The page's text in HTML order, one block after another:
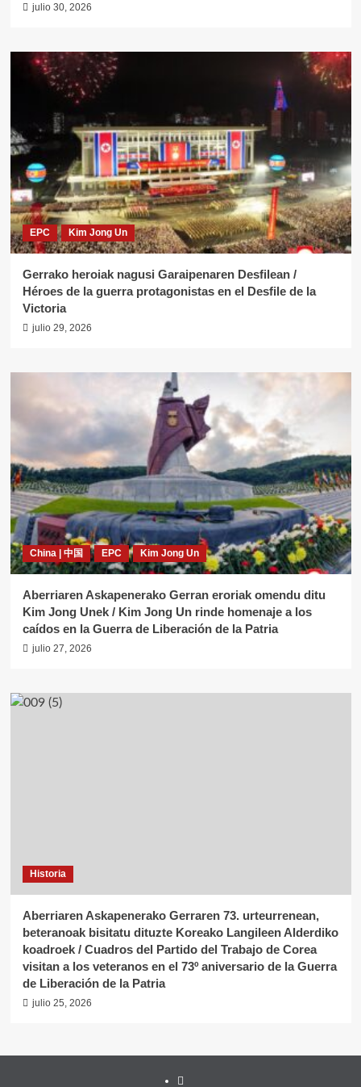
julio 30, 2026
EPC Kim Jong Un
Gerrako heroiak nagusi Garaipenaren Desfilean /
Héroes de la guerra protagonistas en el Desfile de la
Victoria
julio 29, 2026
China | 中国 EPC Kim Jong Un
Aberriaren Askapenerako Gerran eroriak omendu ditu
Kim Jong Unek / Kim Jong Un rinde homenaje a los
caídos en la Guerra de Liberación de la Patria
julio 27, 2026
Historia
Aberriaren Askapenerako Gerraren 73. urteurrenean,
beteranoak bisitatu dituzte Koreako Langileen Alderdiko
koadroek / Cuadros del Partido del Trabajo de Corea
visitan a los veteranos en el 73º aniversario de la Guerra
de Liberación de la Patria
julio 25, 2026
Twitter